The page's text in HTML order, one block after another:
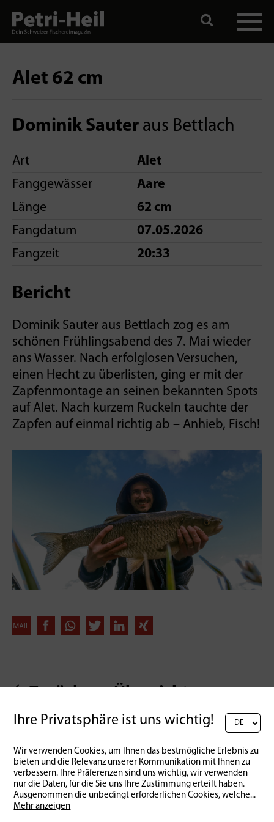
Alet 62 cm
Dominik Sauter aus Bettlach
Art
Alet
Fanggewässer
Aare
Länge
62 cm
Fangdatum
07.05.2026
Fangzeit
20:33
Bericht
Dominik Sauter aus Bettlach zog es am
schönen Frühlingsabend des 7. Mai wieder
ans Wasser. Nach erfolglosen Versuchen,
einen Hecht zu überlisten, ging er mit der
Zapfenmontage an seinen bekannten Spots
auf Alet. Nach kurzem Ruckeln tauchte der
Zapfen auf einmal richtig ab – Anhieb, Fisch!
Zurück zur Übersicht
Ihre Privatsphäre ist uns wichtig!
Wir verwenden Cookies, um Ihnen das bestmögliche Erlebnis zu
bieten und die Relevanz unserer Kommunikation mit Ihnen zu
verbessern. Ihre Präferenzen sind uns wichtig, wir verwenden
nur die Daten, für die Sie uns Ihre Zustimmung erteilt haben.
Ausgenommen die unbedingt erforderlichen Cookies, welche...
Mehr anzeigen